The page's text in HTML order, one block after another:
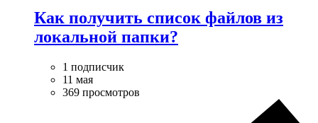
Как получить список файлов из
локальной папки?
1 подписчик
11 мая
369 просмотров